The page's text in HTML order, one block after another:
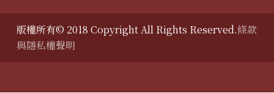
版權所有© 2018 Copyright All Rights Reserved.條款
與隱私權聲明